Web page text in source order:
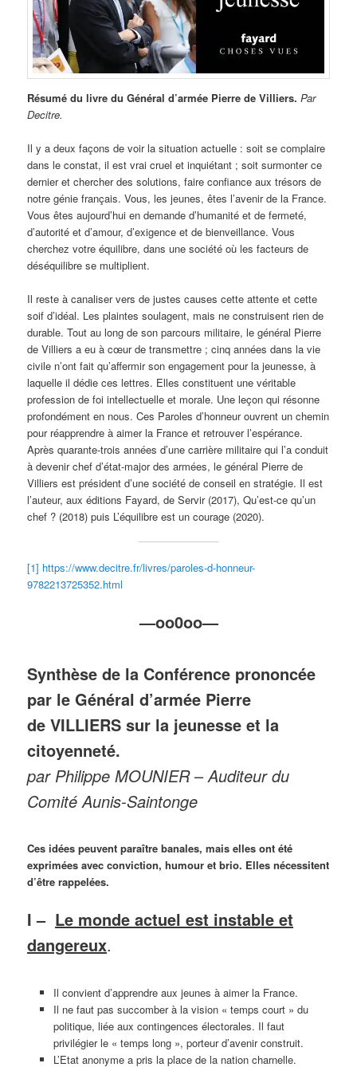
Résumé du livre du Général d’armée Pierre de Villiers.Par
Decitre.
Il y a deux façons de voir la situation actuelle : soit se complaire
dans le constat, il est vrai cruel et inquiétant ; soit surmonter ce
dernier et chercher des solutions, faire confiance aux trésors de
notre génie français. Vous, les jeunes, êtes l’avenir de la France.
Vous êtes aujourd’hui en demande d’humanité et de fermeté,
d’autorité et d’amour, d’exigence et de bienveillance. Vous
cherchez votre équilibre, dans une société où les facteurs de
déséquilibre se multiplient.
Il reste à canaliser vers de justes causes cette attente et cette
soif d’idéal. Les plaintes soulagent, mais ne construisent rien de
durable. Tout au long de son parcours militaire, le général Pierre
de Villiers a eu à cœur de transmettre ; cinq années dans la vie
civile n’ont fait qu’affermir son engagement pour la jeunesse, à
laquelle il dédie ces lettres. Elles constituent une véritable
profession de foi intellectuelle et morale. Une leçon qui résonne
profondément en nous. Ces Paroles d’honneur ouvrent un chemin
pour réapprendre à aimer la France et retrouver l’espérance.
Après quarante-trois années d’une carrière militaire qui l’a conduit
à devenir chef d’état-major des armées, le général Pierre de
Villiers est président d’une société de conseil en stratégie. Il est
l’auteur, aux éditions Fayard, de Servir (2017), Qu’est-ce qu’un
chef ? (2018) puis L’équilibre est un courage (2020).
[1] https://www.decitre.fr/livres/paroles-d-honneur-
9782213725352.html
—oo0oo—
Synthèse de la Conférence prononcée
par le Général d’armée Pierre
de VILLIERS sur la jeunesse et la
citoyenneté.
par Philippe MOUNIER–Auditeur du
Comité Aunis-Saintonge
Ces idées peuvent paraître banales, mais elles ont été
exprimées avec conviction, humour et brio. Elles nécessitent
d’être rappelées.
I – Le monde actuel est instable et
dangereux.
Il convient d’apprendre aux jeunes à aimer la France.
Il ne faut pas succomber à la vision « temps court » du
politique, liée aux contingences électorales. Il faut
privilégier le « temps long », porteur d’avenir construit.
L’Etat anonyme a pris la place de la nation charnelle.